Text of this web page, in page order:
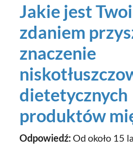
Jakie jest
zdaniem
znaczenie
dietetycznych
produktów
Odpowiedź: Od około 15